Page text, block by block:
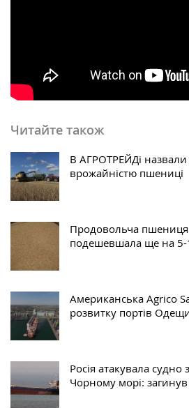
Читайте також
В АГРОТРЕЙДі
врожайністю пшениці
Продовольча
подешевшала ще на 5-
Американська Agrico
розвитку портів
Росія атакувала
Чорному морі: